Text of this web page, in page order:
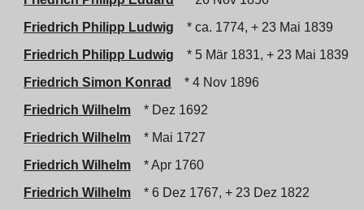
Friedrich Philipp Ludwig
* ca. 1774, + 23 Mai 1839
Friedrich Philipp Ludwig
* 5 Mär 1831, + 23 Mai 1839
Friedrich Simon Konrad
* 4 Nov 1896
Friedrich Wilhelm
* Dez 1692
Friedrich Wilhelm
* Mai 1727
Friedrich Wilhelm
* Apr 1760
Friedrich Wilhelm
* 6 Dez 1767, + 23 Dez 1822